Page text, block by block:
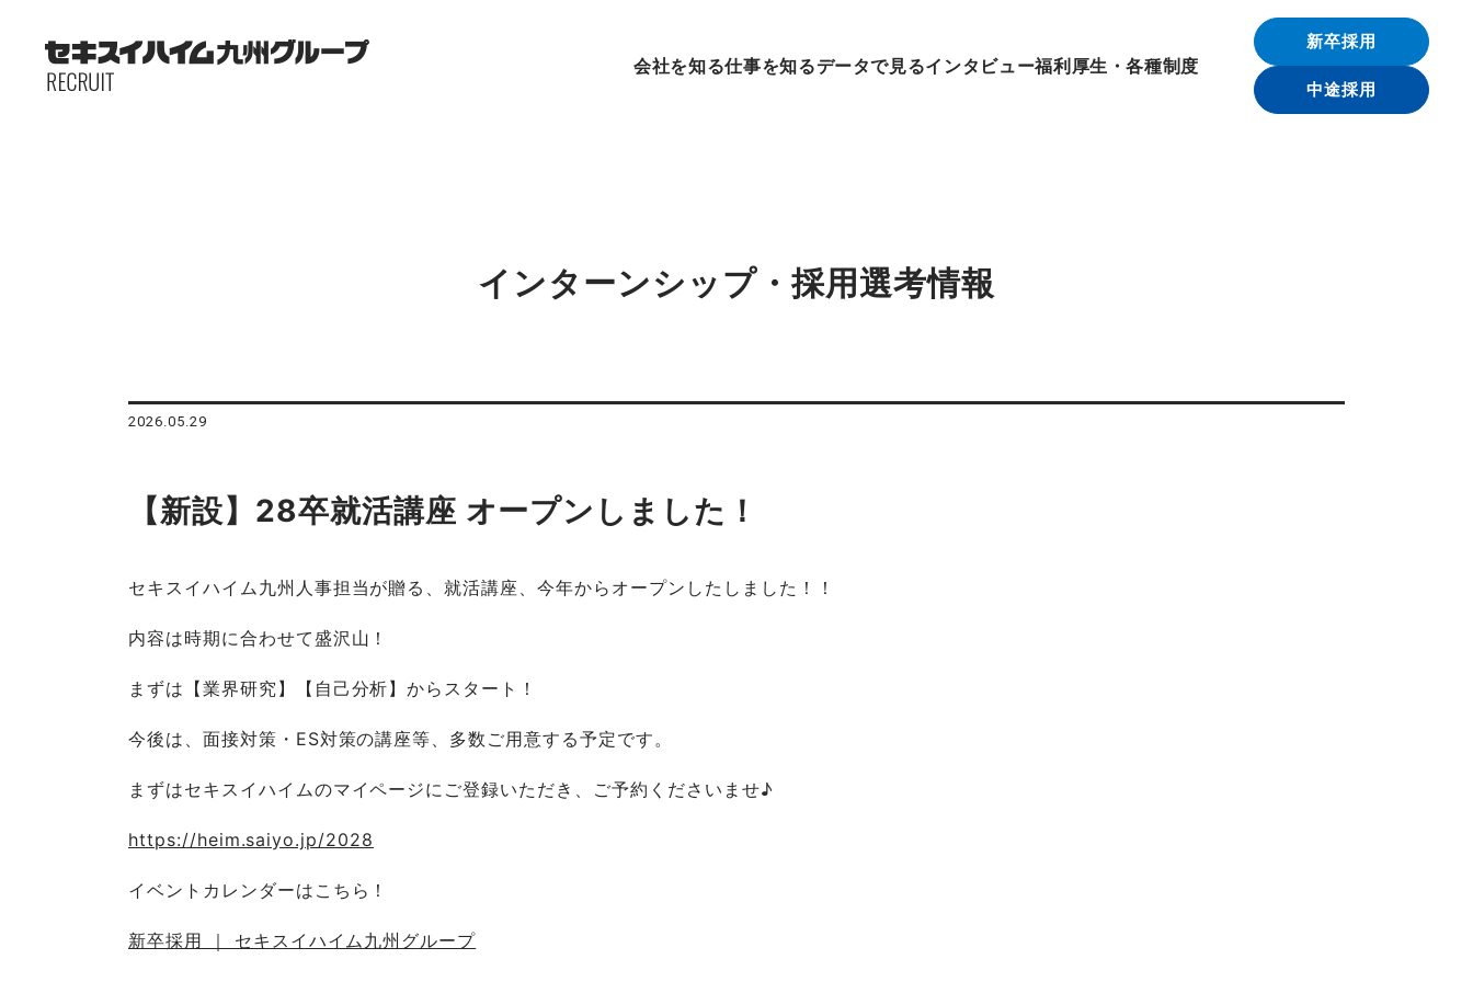
会社を知る仕事を知るデータで見るインタビュー福利厚生・各種制度
新卒採用
中途採用
インターンシップ・採用選考情報
2026.05.29
【新設】28卒就活講座 オープンしました！
セキスイハイム九州人事担当が贈る、就活講座、今年からオープンしたしました！！
内容は時期に合わせて盛沢山！
まずは【業界研究】【自己分析】からスタート！
今後は、面接対策・ES対策の講座等、多数ご用意する予定です。
まずはセキスイハイムのマイページにご登録いただき、ご予約くださいませ♪
https://heim.saiyo.jp/2028
イベントカレンダーはこちら！
新卒採用 ｜ セキスイハイム九州グループ